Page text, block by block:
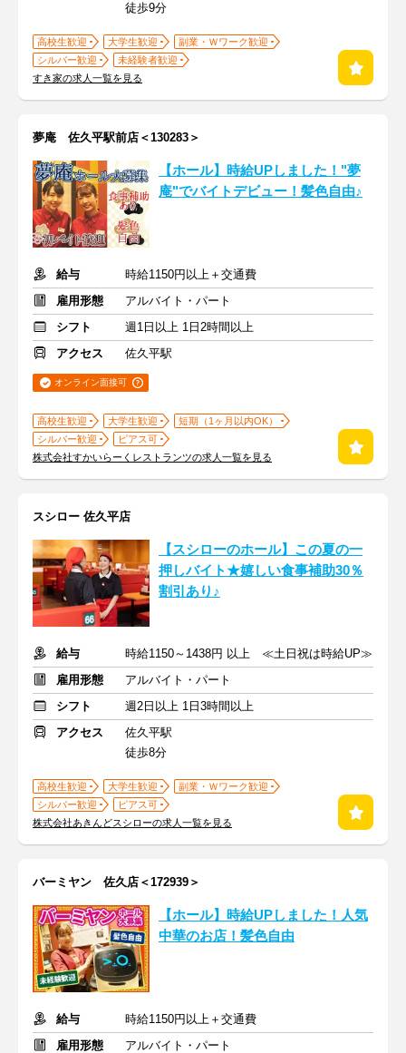
徒歩9分
高校生歓迎 大学生歓迎
副業・Ｗワーク歓迎
シルバー歓迎
未経験者歓迎
すき家の求人一覧を見る
夢庵 佐久平駅前店＜130283＞
【ホール】時給UPしました！"夢
庵"でバイトデビュー！髪色自由♪
給与
時給1150円以上＋交通費
雇用形態
アルバイト・パート
シフト
週1日以上 1日2時間以上
アクセス
佐久平駅
オンライン面接可
高校生歓迎 大学生歓迎
短期（1ヶ月以内OK）
シルバー歓迎
ピアス可
株式会社すかいらーくレストランツの求人一覧を見る
スシロー 佐久平店
【スシローのホール】この夏の一
押しバイト★嬉しい食事補助30％
割引あり♪
給与
時給1150～1438円 以上 ≪土日祝は時給UP≫
雇用形態
アルバイト・パート
シフト
週2日以上 1日3時間以上
アクセス
佐久平駅
徒歩8分
高校生歓迎 大学生歓迎
副業・Ｗワーク歓迎
シルバー歓迎
ピアス可
株式会社あきんどスシローの求人一覧を見る
バーミヤン 佐久店＜172939＞
【ホール】時給UPしました！人気
中華のお店！髪色自由
給与
時給1150円以上＋交通費
雇用形態
アルバイト・パート